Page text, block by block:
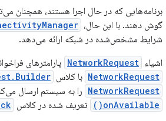
برنامه‌هایی که در حال اجرا هستند، همچنان
گوش دهند. با این حال، API
شرایط مشخص‌شده در شبکه ارائه می‌دهد.
اشیاء NetworkRequest پارامترهای
NetworkRequest با کلاس
NetworkRequest را به سیستم ارسال
onAvailable() تعریف شده در کلاس